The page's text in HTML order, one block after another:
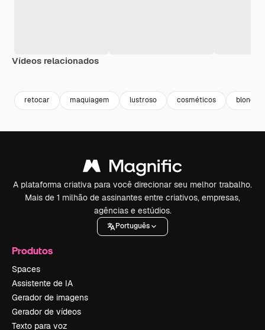
Vídeos relacionados
retocar maquiagem lustroso cosméticos blonde
A plataforma criativa para você direcionar seu melhor trabalho.
Mais de 1 milhão de assinantes entre criativos, empresas,
agências e estúdios.
Português
Produtos
Spaces
Assistente de IA
Gerador de imagens
Gerador de vídeos
Texto para voz